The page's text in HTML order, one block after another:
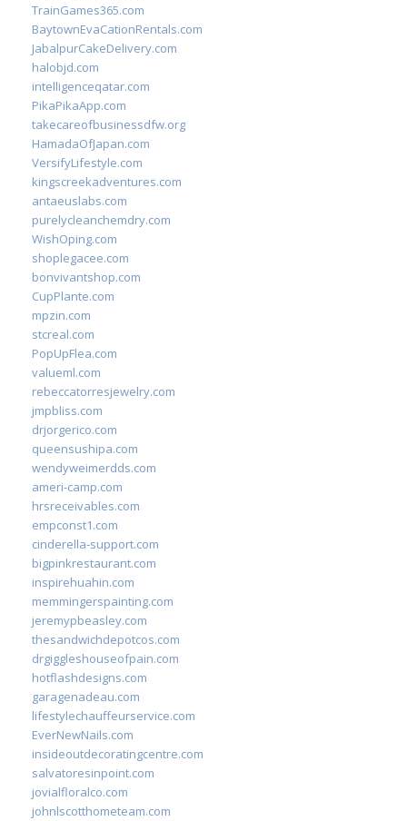
TrainGames365.com
BaytownEvaCationRentals.com
JabalpurCakeDelivery.com
halobjd.com
intelligenceqatar.com
PikaPikaApp.com
takecareofbusinessdfw.org
HamadaOfJapan.com
VersifyLifestyle.com
kingscreekadventures.com
antaeuslabs.com
purelycleanchemdry.com
WishOping.com
shoplegacee.com
bonvivantshop.com
CupPlante.com
mpzin.com
stcreal.com
PopUpFlea.com
valueml.com
rebeccatorresjewelry.com
jmpbliss.com
drjorgerico.com
queensushipa.com
wendyweimerdds.com
ameri-camp.com
hrsreceivables.com
empconst1.com
cinderella-support.com
bigpinkrestaurant.com
inspirehuahin.com
memmingerspainting.com
jeremypbeasley.com
thesandwichdepotcos.com
drgiggleshouseofpain.com
hotflashdesigns.com
garagenadeau.com
lifestylechauffeurservice.com
EverNewNails.com
insideoutdecoratingcentre.com
salvatoresinpoint.com
jovialfloralco.com
johnlscotthometeam.com